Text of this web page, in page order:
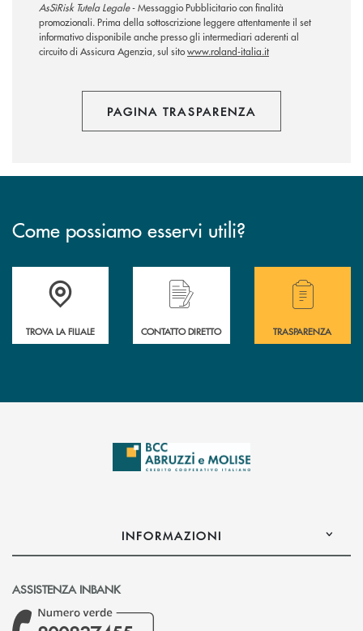
AsSìRisk Tutela Legale- Messaggio Pubblicitario con finalità
promozionali. Prima della sottoscrizione leggere attentamente il set
informativo disponibile anche presso gli intermediari aderenti al
circuito di Assicura Agenzia, sul sitowww.roland-italia.it
PAGINA TRASPARENZA
Come possiamo esservi utili?
Accedi all' elenco completo delle filiali .
TROVA LA FILIALE CONTATTO DIRETTO
Hai bisogno di
TRASPARENZA
INFORMAZIONI
ASSISTENZA INBANK